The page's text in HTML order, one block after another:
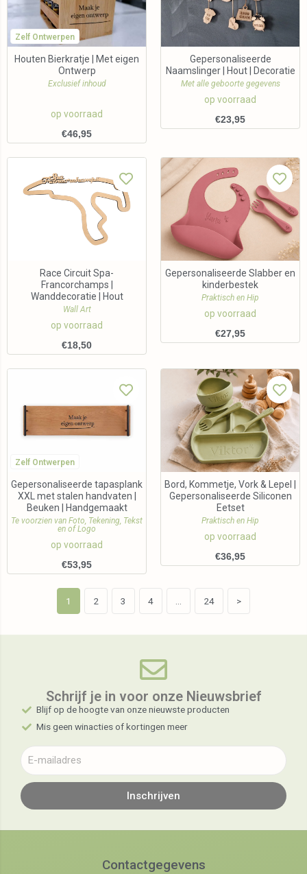
Zelf Ontwerpen
Houten Bierkratje | Met eigen
Ontwerp
Exclusief inhoud
op voorraad
€46,95
Gepersonaliseerde
Naamslinger | Hout | Decoratie
Met alle geboorte gegevens
op voorraad
€23,95
Race Circuit Spa-
Francorchamps |
Wanddecoratie | Hout
Wall Art
op voorraad
€18,50
Gepersonaliseerde Slabber en
kinderbestek
Praktisch en Hip
op voorraad
€27,95
Zelf Ontwerpen
Gepersonaliseerde tapasplank
XXL met stalen handvaten |
Beuken | Handgemaakt
Te voorzien van Foto, Tekening, Tekst
en of Logo
op voorraad
€53,95
Bord, Kommetje, Vork & Lepel |
Gepersonaliseerde Siliconen
Eetset
Praktisch en Hip
op voorraad
€36,95
1 2 3 4 24 >
Schrijf je in voor onze Nieuwsbrief​
Blijf op de hoogte van onze nieuwste producten
Mis geen winacties of kortingen meer
Inschrijven
Contactgegevens